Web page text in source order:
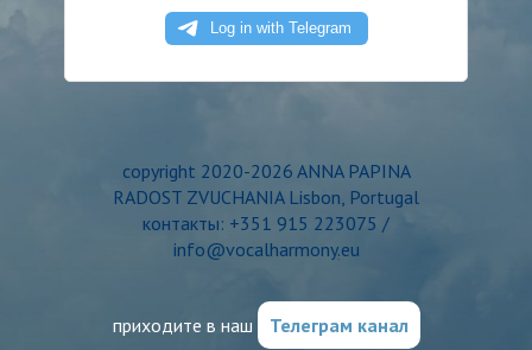
copyright 2020-2026 ANNA PAPINA
RADOST ZVUCHANIA Lisbon, Portugal
контакты: +351 915 223075 /
info@vocalharmony.eu
приходите в наш Телеграм канал